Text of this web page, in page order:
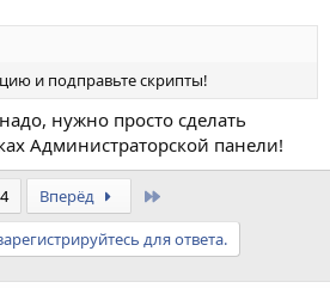
и подправьте скрипты!
нужно просто сделать
Администраторской панели!
Вперёд
для ответа.